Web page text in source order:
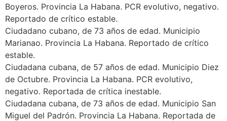
Boyeros. Provincia La Habana. PCR evolutivo, negativo.
Reportado de crítico estable.
Ciudadano cubano, de 73 años de edad. Municipio
Marianao. Provincia La Habana. Reportado de crítico
estable.
Ciudadana cubana, de 57 años de edad. Municipio Diez
de Octubre. Provincia La Habana. PCR evolutivo,
negativo. Reportada de crítica inestable.
Ciudadana cubana, de 73 años de edad. Municipio San
Miguel del Padrón. Provincia La Habana. Reportada de